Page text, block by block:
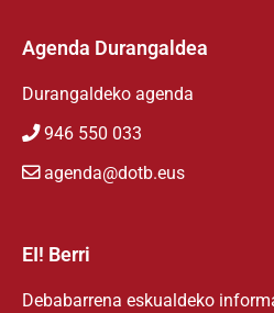
Agenda Durangaldea
Durangaldeko agenda
946 550 033
agenda@dotb.eus
EI! Berri
Debabarrena eskualdeko